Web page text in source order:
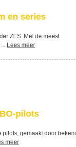
en series
ZES. Met de meest
Lees meer
pilots
pilots, gemaakt door
meer